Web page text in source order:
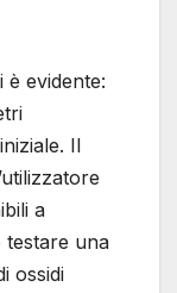
è evidente:
Il
a
una
ossidi